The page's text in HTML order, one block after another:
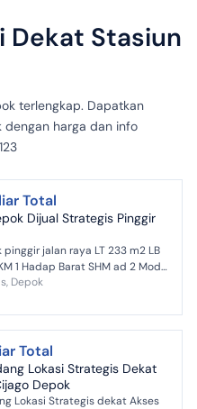
Dekat Stasiun
terlengkap. Dapatkan
dengan harga dan info
Total
Dijual Strategis Pinggir
+ 3500 Air PAM info: Ivan
Depok
Total
Lokasi Strategis Dekat
Depok
Lokasi Strategis dekat Akses